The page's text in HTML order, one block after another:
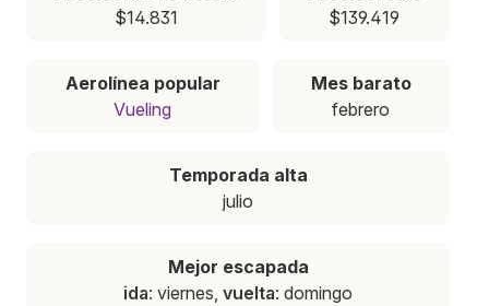
$14.831
$139.419
Aerolínea popular
Vueling
Mes barato
febrero
Temporada alta
julio
Mejor escapada
ida: viernes, vuelta: domingo